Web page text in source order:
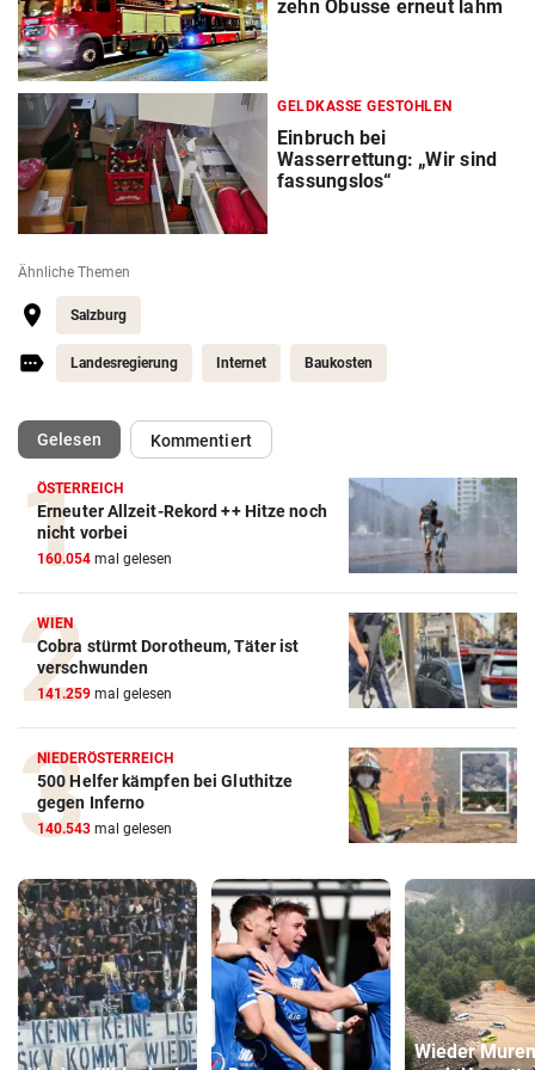
zehn Obusse erneut lahm
GELDKASSE GESTOHLEN
Einbruch bei
Wasserrettung: „Wir sind
fassungslos“
Ähnliche Themen
Salzburg
Landesregierung Internet Baukosten
Gelesen(ausgewählt)Kommentiert
ÖSTERREICH
Erneuter Allzeit-Rekord ++ Hitze noch
nicht vorbei
160.054 mal gelesen
WIEN
Cobra stürmt Dorotheum, Täter ist
verschwunden
141.259 mal gelesen
NIEDERÖSTERREICH
500 Helfer kämpfen bei Gluthitze
gegen Inferno
140.543 mal gelesen
Wieder Muren